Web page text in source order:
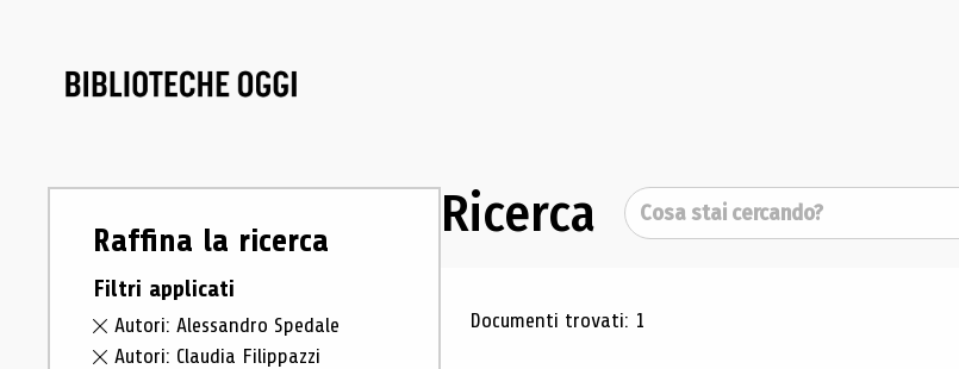
Raffina la ricerca
Filtri applicati
Autori: Alessandro Spedale
Autori: Claudia Filippazzi
Ricerca Cerca
Risultati di ricerca
Documenti trovati: 1